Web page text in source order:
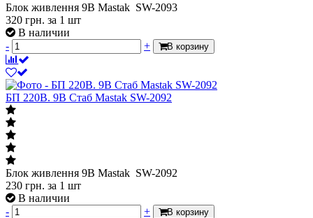
Блок живлення 9В Mastak SW-2093
320 грн. за 1 шт
В наличии
-
+ В корзину
БП 220В. 9В Стаб Mastak SW-2092
Блок живлення 9В Mastak SW-2092
230 грн. за 1 шт
В наличии
-
+ В корзину